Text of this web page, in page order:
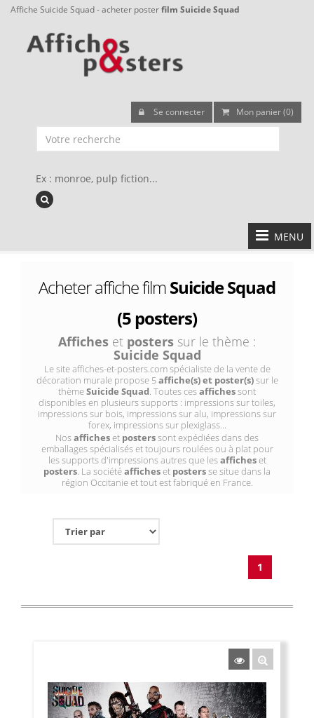
Affiche Suicide Squad - acheter posterfilm Suicide Squad
Se connecter Mon panier (0)
Ex : monroe, pulp fiction...
MENU
Acheter affiche filmSuicide Squad
(5 posters)
Affiches et posters sur le thème :
Suicide Squad
Le site affiches-et-posters.com spécialiste de la vente de
décoration murale propose 5affiche(s) et poster(s)sur le
thèmeSuicide Squad. Toutes cesaffichessont
disponibles en plusieurs supports : impressions sur toiles,
impressions sur bois, impressions sur alu, impressions sur
forex, impressions sur plexiglass...
Nosafficheset posterssont expédiées dans des
emballages spécialisés et toujours roulées ou à plat pour
les supports d'impressions autres que lesafficheset
posters. La sociétéafficheset postersse situe dans la
région Occitanie et tout est fabriqué en France.
1